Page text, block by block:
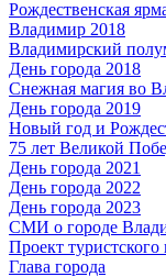
Рождественская
Владимир 2018
Владимирский
День города 2018
Снежная магия во
День города 2019
Новый год и
75 лет Великой
День города 2021
День города 2022
День города 2023
СМИ о городе
Проект
Глава города